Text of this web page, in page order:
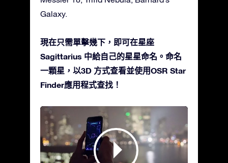
Galaxy.
現在只需單擊幾下，即可在星座
Sagittarius 中給自己的星星命名。命名
一顆星，以3D 方式查看並使用OSR Star
Finder應用程式查找！